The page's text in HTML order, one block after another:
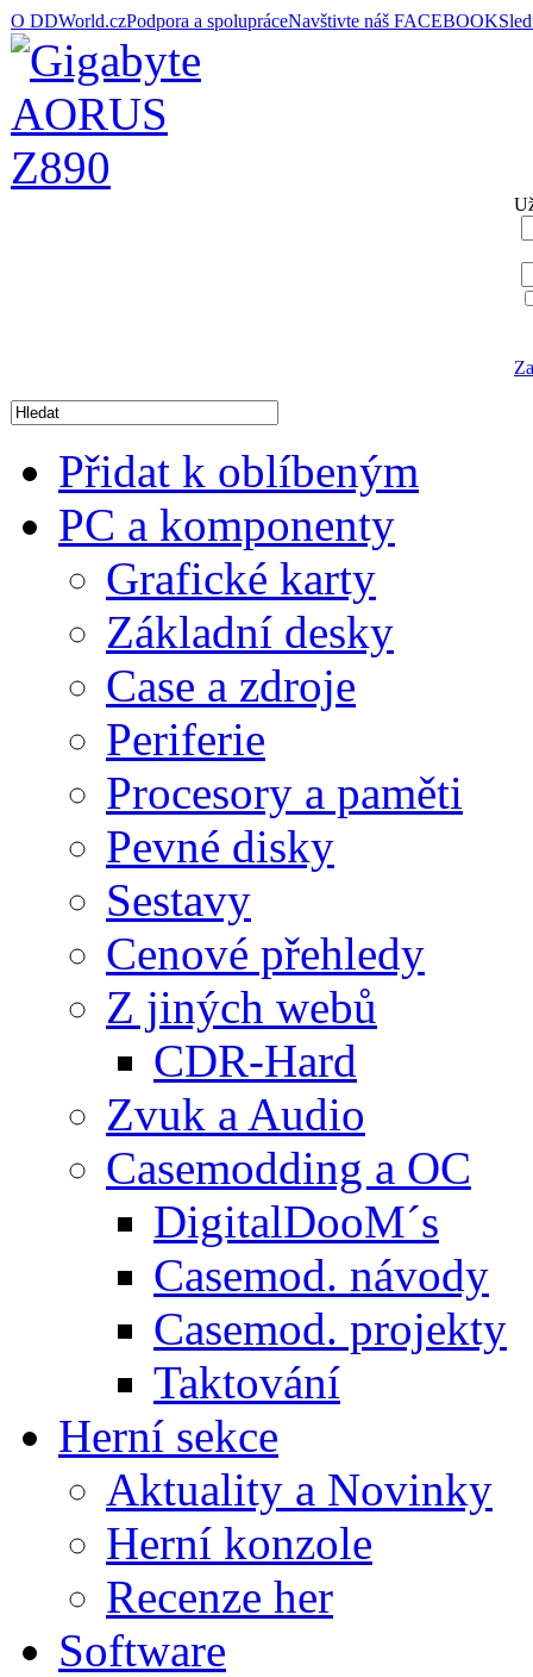
O DDWorld.czPodpora a spolupráceNavštivte náš FACEBOOK
Přidat k oblíbeným
PC a komponenty
Grafické karty
Základní desky
Case a zdroje
Periferie
Procesory a paměti
Pevné disky
Sestavy
Cenové přehledy
Z jiných webů
CDR-Hard
Zvuk a Audio
Casemodding a OC
DigitalDooM´s
Casemod. návody
Casemod. projekty
Taktování
Herní sekce
Aktuality a Novinky
Herní konzole
Recenze her
Software